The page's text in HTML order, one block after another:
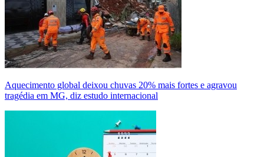
Aquecimento global deixou chuvas 20% mais fortes e agravou
tragédia em MG, diz estudo internacional